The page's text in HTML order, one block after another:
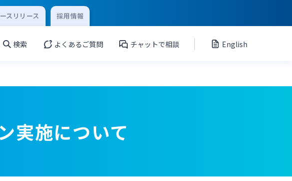
スリリース 採用情報
検索 よくあるご質問 チャットで相談 English
実施について